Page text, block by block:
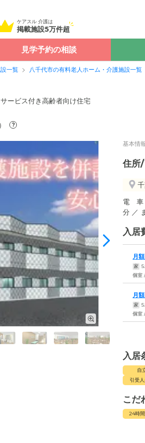
ケアスル 介護は
掲載施設5万件超
見学予約の相談
一覧 八千代市の有料老人ホーム・介護施設一覧
サービス付き高齢者向け住宅
?
基本情
住所
電 車
分 ／
入居
月額
家
個室
月額
家
個室
入居
自
引受
こだ
24時